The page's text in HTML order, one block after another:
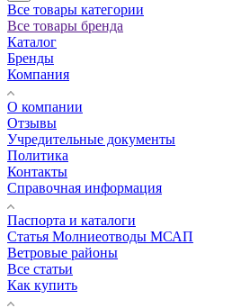
Все товары категории
Все товары бренда
Каталог
Бренды
Компания
О компании
Отзывы
Учредительные документы
Политика
Контакты
Справочная информация
Паспорта и каталоги
Статья Молниеотводы МСАП
Ветровые районы
Все статьи
Как купить